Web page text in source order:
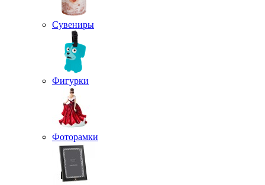
Сувениры
Фигурки
Фоторамки